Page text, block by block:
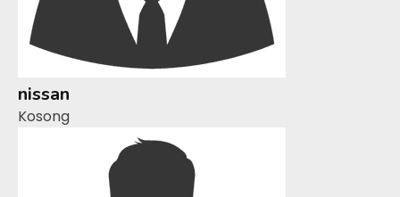
nissan
Kosong